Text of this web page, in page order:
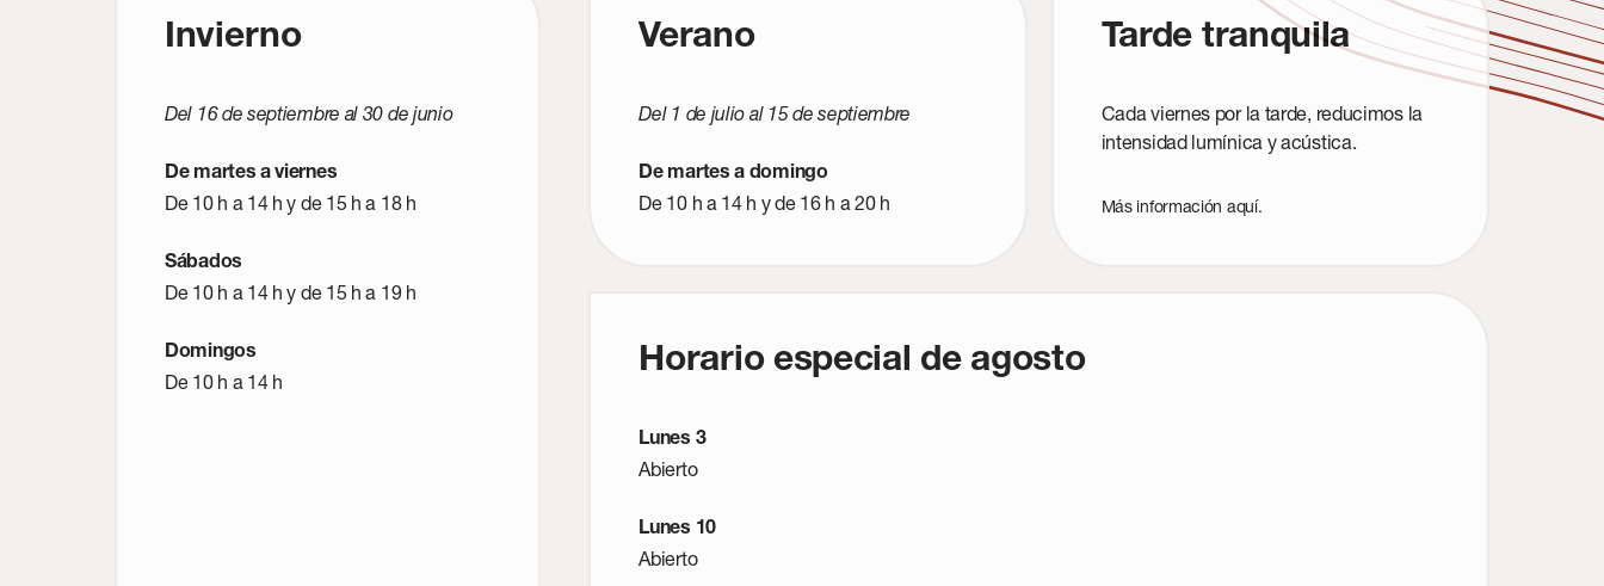
Invierno
Del 16 de septiembre al 30 de junio
De martes a viernes
De 10 h a 14 h y de 15 h a 18 h
Sábados
De 10 h a 14 h y de 15 h a 19 h
Domingos
De 10 h a 14 h
Verano
Del 1 de julio al 15 de septiembre
De martes a domingo
De 10 h a 14 h y de 16 h a 20 h
Tarde tranquila
Cada viernes por la tarde, reducimos la
intensidad lumínica y acústica.
Más información aquí.
Horario especial de agosto
Lunes 3
Abierto
Lunes 10
Abierto